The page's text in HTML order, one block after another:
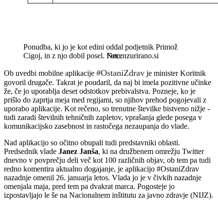
Ponudba, ki jo je kot edini oddal podjetnik Primož
Cigoj, in z njo dobil posel. Necenzurirano.si
Ob uvedbi mobilne aplikacije #OstaniZdrav je minister Koritnik
govoril drugače. Takrat je poudaril, da naj bi imela pozitivne učinke
že, če jo uporablja deset odstotkov prebivalstva. Pozneje, ko je
prišlo do zaprtja meja med regijami, so njihov prehod pogojevali z
uporabo aplikacije. Kot rečeno, so trenutne številke bistveno nižje -
tudi zaradi številnih tehničnih zapletov, vprašanja glede posega v
komunikacijsko zasebnost in rastočega nezaupanja do vlade.
Nad aplikacijo so očitno obupali tudi predstavniki oblasti.
Predsednik vlade Janez Janša, ki na družbenem omrežju Twitter
dnevno v povprečju deli več kot 100 različnih objav, ob tem pa tudi
redno komentira aktualno dogajanje, je aplikacijo #OstaniZdrav
nazadnje omenil 26. januarja letos. Vlada jo je v čivkih nazadnje
omenjala maja, pred tem pa dvakrat marca. Pogosteje jo
izpostavljajo le še na Nacionalnem inštitutu za javno zdravje (NIJZ).